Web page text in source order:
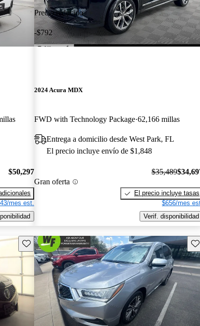
$50,297
mes est.
Precio reducido
-$792
2024 Acura MDX
FWD with Technology Package 62,166 millas
Entrega a domicilio desde West Park, FL
El precio incluye envío de $1,848
Gran oferta
$35,489
El precio incluye tasas
$656/mes
Verif. disponibilidad
Guarda este Aviso